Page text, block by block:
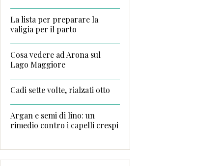
La lista per preparare la
valigia per il parto
Cosa vedere ad Arona sul
Lago Maggiore
Cadi sette volte, rialzati otto
Argan e semi di lino: un
rimedio contro i capelli crespi